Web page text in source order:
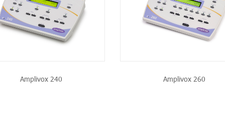
Amplivox 240
VOIR LE PRODUIT
Amplivox 260
VOIR LE